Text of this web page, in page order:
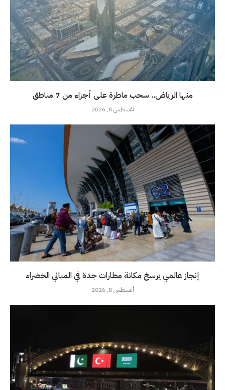
منها الرياض.. سحب ماطرة على أجزاء من 7 مناطق
أغسطس 8, 2026
إنجاز عالمي يرسخ مكانة مطارات جدة في المباني الخضراء
أغسطس 8, 2026